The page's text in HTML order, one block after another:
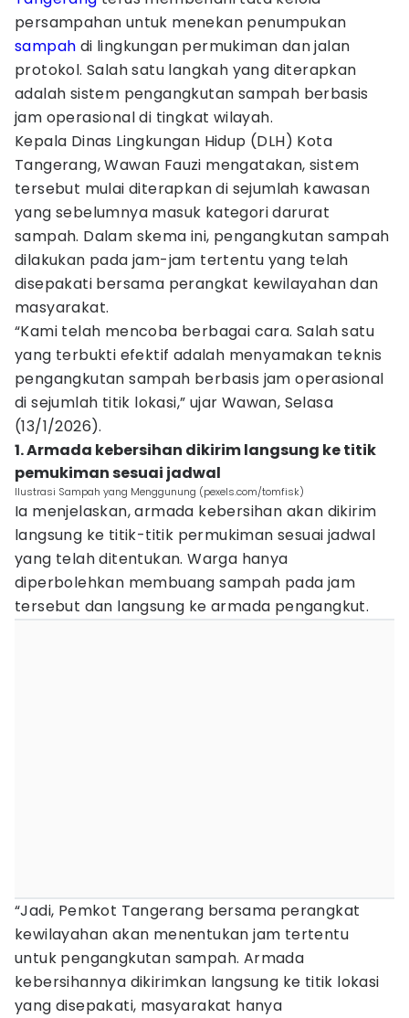
persampahan untuk menekan penumpukan
sampah di lingkungan permukiman dan jalan
protokol. Salah satu langkah yang diterapkan
adalah sistem pengangkutan sampah berbasis
jam operasional di tingkat wilayah.
Kepala Dinas Lingkungan Hidup (DLH) Kota
Tangerang, Wawan Fauzi mengatakan, sistem
tersebut mulai diterapkan di sejumlah kawasan
yang sebelumnya masuk kategori darurat
sampah. Dalam skema ini, pengangkutan sampah
dilakukan pada jam-jam tertentu yang telah
disepakati bersama perangkat kewilayahan dan
masyarakat.
“Kami telah mencoba berbagai cara. Salah satu
yang terbukti efektif adalah menyamakan teknis
pengangkutan sampah berbasis jam operasional
di sejumlah titik lokasi,” ujar Wawan, Selasa
(13/1/2026).
1. Armada kebersihan dikirim langsung ke titik
pemukiman sesuai jadwal
Ilustrasi Sampah yang Menggunung (pexels.com/tomfisk)
Ia menjelaskan, armada kebersihan akan dikirim
langsung ke titik-titik permukiman sesuai jadwal
yang telah ditentukan. Warga hanya
diperbolehkan membuang sampah pada jam
tersebut dan langsung ke armada pengangkut.
“Jadi, Pemkot Tangerang bersama perangkat
kewilayahan akan menentukan jam tertentu
untuk pengangkutan sampah. Armada
kebersihannya dikirimkan langsung ke titik lokasi
yang disepakati, masyarakat hanya